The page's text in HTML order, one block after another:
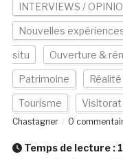
INTERVIEWS /
Nouvelles
situ Ouverture &
Patrimoine
Tourisme Visitorat
Chastagner
0
Temps de lecture :